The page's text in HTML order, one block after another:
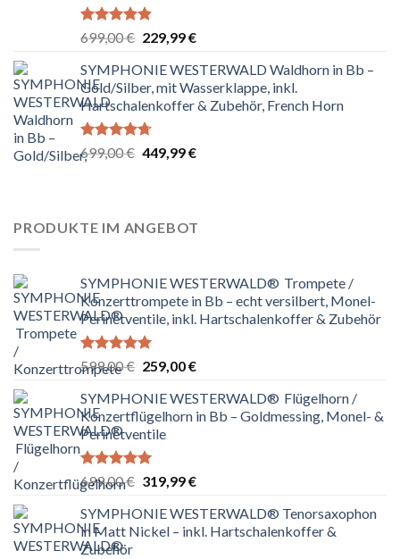
Bewertet
4.83
von 5
699,00€ Ursprünglicher
war:
699,00 €
229,99€Aktueller
ist:
229,99 €.
SYMPHONIE WESTERWALD Waldhorn in Bb –
Gold/Silber, mit Wasserklappe, inkl.
Hartschalenkoffer & Zubehör, French Horn
Bewertet
mit 4.67
699,00€ Ursprünglicher
449,99€Aktueller
PRODUKTE IM ANGEBOT
SYMPHONIE WESTERWALD® Trompete /
Konzerttrompete in Bb – echt versilbert, Monel-
Perinetventile, inkl. Hartschalenkoffer & Zubehör
Bewertet
mit5.00
von 5
599,00€ Ursprünglicher
war:
599,00 €
259,00€Aktueller
ist:
259,00 €.
SYMPHONIE WESTERWALD® Flügelhorn /
Konzertflügelhorn in Bb – Goldmessing, Monel- &
Perinetventile
Bewertet
mit5.00
von 5
699,00€ Ursprünglicher
war:
699,00 €
319,99€Aktueller
ist:
319,99 €.
SYMPHONIE WESTERWALD® Tenorsaxophon
in Matt Nickel – inkl. Hartschalenkoffer &
Zubehör